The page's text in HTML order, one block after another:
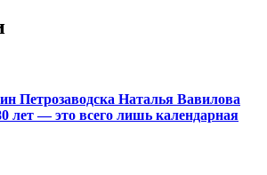
Петрозаводска Наталья Вавилова
лет — это всего лишь календарная